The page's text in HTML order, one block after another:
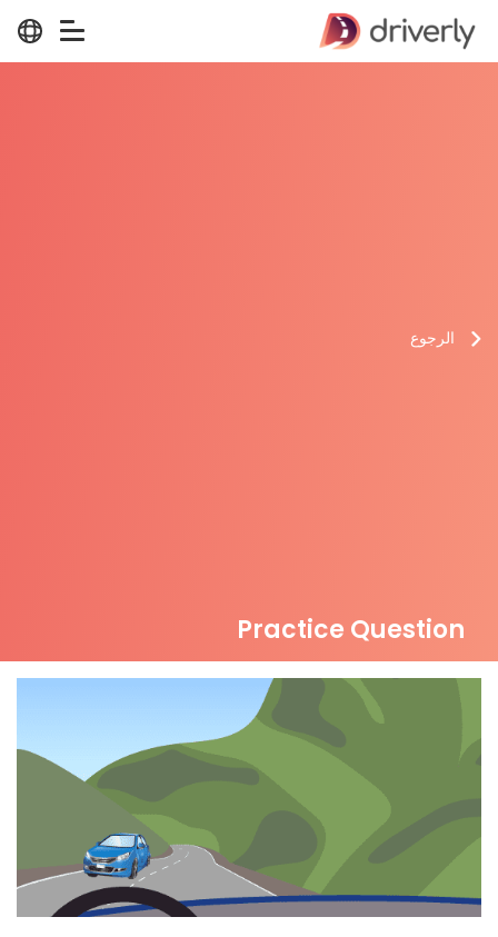
الرجوع
Practice Question